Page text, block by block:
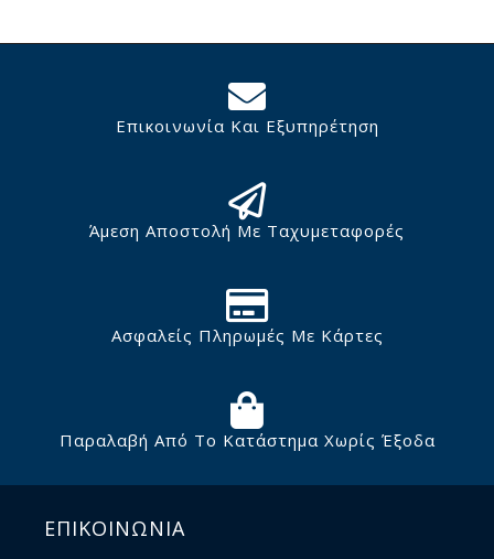
Επικοινωνία Και Εξυπηρέτηση
Άμεση Αποστολή Με Ταχυμεταφορές
Ασφαλείς Πληρωμές Με Κάρτες
Παραλαβή Από Το Κατάστημα Χωρίς Έξοδα
ΕΠΙΚΟΙΝΩΝΙΑ